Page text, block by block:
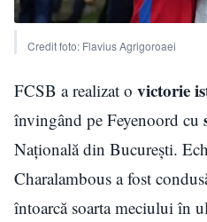
Credit foto: Flavius Agrigoroaei
FCSB a realizat o victorie
învingând pe Feyenoord cu
Națională din București.
Charalambous a fost
întoarcă soarta meciului în